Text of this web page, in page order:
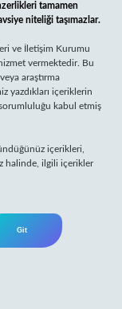
tamamen
niteliği taşımazlar.
ve İletişim Kurumu
vermektedir. Bu
araştırma
yazdıkları içeriklerin
kabul etmiş
içerikleri,
halinde, ilgili içerikler